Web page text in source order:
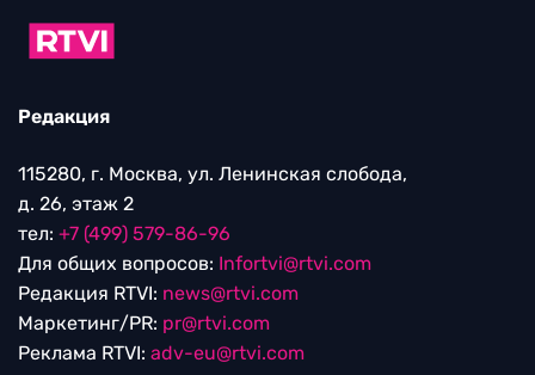
Редакция
115280, г. Москва, ул. Ленинская слобода,
д. 26, этаж 2
тел: +7 (499) 579-86-96
Для общих вопросов: Infortvi@rtvi.com
Редакция RTVI: news@rtvi.com
Маркетинг/PR: pr@rtvi.com
Реклама RTVI: adv-eu@rtvi.com